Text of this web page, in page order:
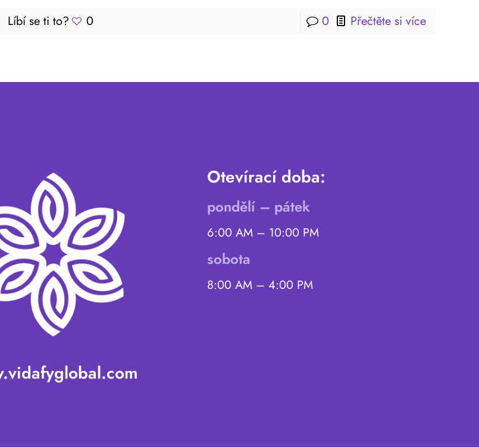
Líbí se ti to?
0 0 Přečtěte si více
Otevírací doba:
pondělí – pátek
6:00 AM – 10:00 PM
sobota
8:00 AM – 4:00 PM